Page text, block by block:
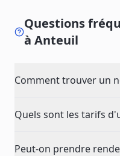
Questions
àAnteuil
Comment trouver un
Quels sont les tarifs
Peut-on prendre